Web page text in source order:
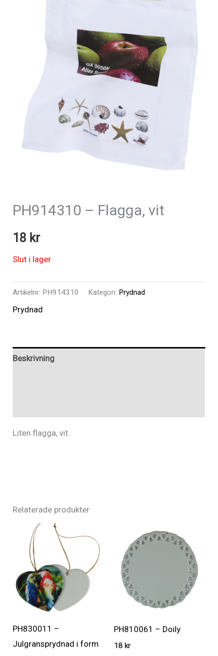
PH914310 – Flagga, vit
18 kr
Slut i lager
Artikelnr: PH914310 Kategori: Prydnad
Prydnad
Beskrivning
Liten flagga, vit.
Relaterade produkter
PH830011 –
Julgransprydnad i form
PH810061 – Doily
18 kr